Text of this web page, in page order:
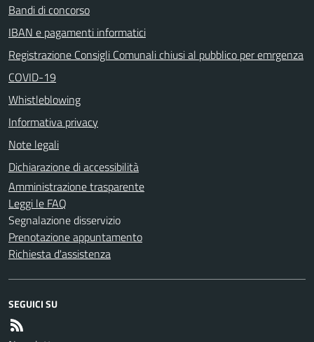
Bandi di concorso
IBAN e pagamenti informatici
Registrazione Consigli Comunali chiusi al pubblico per emrgenza
COVID-19
Whistleblowing
Informativa privacy
Note legali
Dichiarazione di accessibilità
Amministrazione trasparente
Leggi le FAQ
Segnalazione disservizio
Prenotazione appuntamento
Richiesta d'assistenza
SEGUICI SU